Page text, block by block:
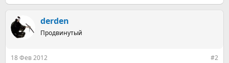
derden
Продвинутый
18 Фев 2012 #2